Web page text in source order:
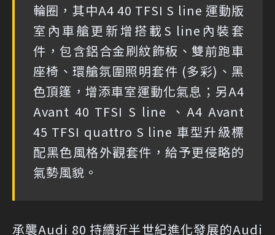
輪圈，其中A4 40 TFSI S line 運動版
室內車艙更新增搭載S line內裝套
件，包含鋁合金刷紋飾板、雙前跑車
座椅、環艙氛圍照明套件 (多彩)、黑
色頂篷，增添車室運動化氣息；另A4
Avant 40 TFSI S line 、A4 Avant
45 TFSI quattro S line 車型升級標
配黑色風格外觀套件，給予更侵略的
氣勢風貌。
承襲Audi 80 持續近半世紀進化發展的Audi